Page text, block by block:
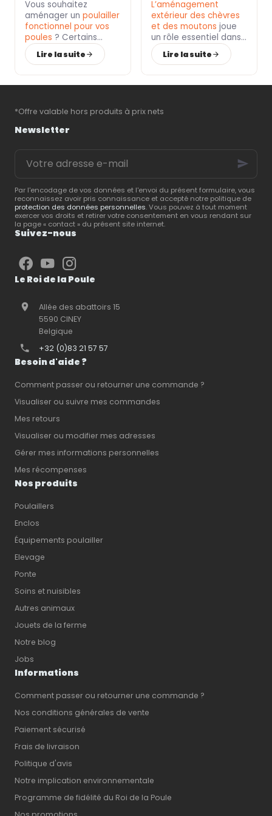
étape de la vie de vos
animaux.
indispensables
pour un poulailler
fonctionnel ?
Vous souhaitez
aménager unpoulailler
fonctionnel pour vos
poules ? Certains
accessoires sont
indispensables pour
Poule, spécialiste du
matériel d’élevage
avicole, vous présente
essentielspour créer
un espace pratique,
entretenir.
Lire la suite
extérieur
confortable pour
vos chèvres et
moutons ?
L’aménagement
extérieur des chèvres
et des moutons joue
un rôle essentiel dans
leurbien-être
et leur
santé. Unenclos
bien
confortable et
conseils pour créer un
répondant aux besoins
de vos animaux.
Lire la suite
*Offre valable hors produits à prix nets
Newsletter
adresse
mail
Par l'encodage de vos données et l'envoi du présent formulaire, vous
reconnaissez avoir pris connaissance et accepté notre politique de
protection des données personnelles. Vous pouvez à tout moment
exercer vos droits et retirer votre consentement en vous rendant sur
la page « contact » du présent site internet.
Suivez-nous
Le Roi de la Poule
Allée des abattoirs 15
5590 CINEY
Belgique
+32 (0)83 21 57 57
Besoin d'aide ?
Comment passer ou retourner une commande ?
Visualiser ou suivre mes commandes
Mes retours
Visualiser ou modifier mes adresses
Gérer mes informations personnelles
Mes récompenses
Nos produits
Poulaillers
Enclos
Équipements poulailler
Elevage
Ponte
Soins et nuisibles
Autres animaux
Jouets de la ferme
Notre blog
Jobs
Informations
Comment passer ou retourner une commande ?
Nos conditions générales de vente
Paiement sécurisé
Frais de livraison
Politique d'avis
Notre implication environnementale
Programme de fidélité du Roi de la Poule